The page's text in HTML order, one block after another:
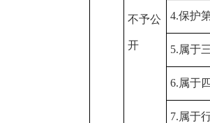
不予公
开
4.保护
5.属于
6.属于
7.属于